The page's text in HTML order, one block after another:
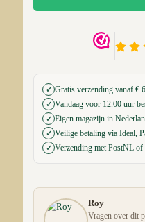
✓ Gratis verzending vanaf €
✓ Vandaag voor 12.00 uur
✓ Eigen magazijn in
✓ Veilige betaling via Ideal,
✓ Verzending met PostNL
Roy
Vragen over dit